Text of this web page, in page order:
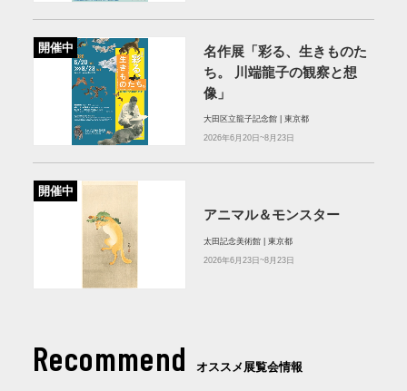
開催中
名作展「彩る、生きものた
ち。 川端龍子の観察と想
像」
大田区立龍子記念館 | 東京都
2026年6月20日~8月23日
開催中
アニマル＆モンスター
太田記念美術館 | 東京都
2026年6月23日~8月23日
Recommend オススメ展覧会情報